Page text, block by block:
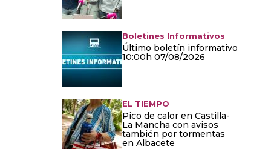
Boletines Informativos
Último boletín informativo
10:00h 07/08/2026
EL TIEMPO
Pico de calor en Castilla-
La Mancha con avisos
también por tormentas
en Albacete